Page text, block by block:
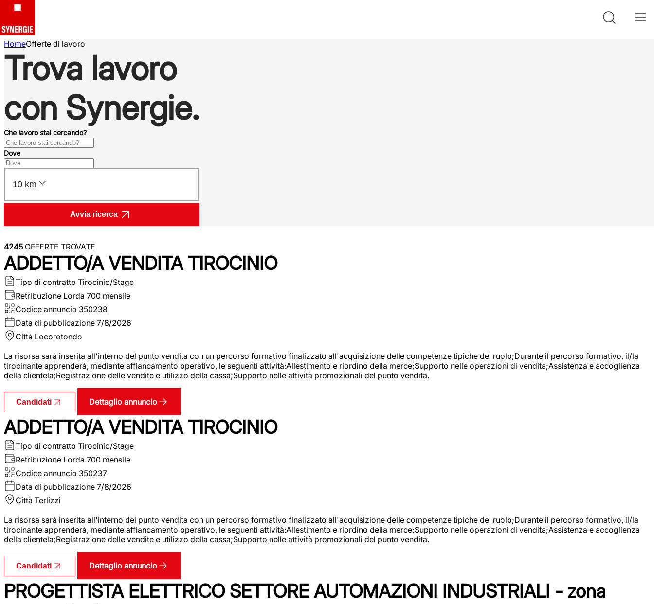
HomeOfferte di lavoro
Trova lavoro
con Synergie.
Che lavoro stai cercando?
Dove
10 km
Avvia ricerca
4245OFFERTE TROVATE
ADDETTO/A VENDITA TIROCINIO
Tipo di contratto Tirocinio/Stage
Retribuzione Lorda 700 mensile
Codice annuncio 350238
Data di pubblicazione 7/8/2026
Città Locorotondo
La risorsa sarà inserita all'interno del punto vendita con un percorso formativo finalizzato all'acquisizione delle competenze tipiche del ruolo;Durante il percorso formativo, il/la
tirocinante apprenderà, mediante affiancamento operativo, le seguenti attività:Allestimento e riordino della merce;Supporto nelle operazioni di vendita;Assistenza e accoglienza
della clientela;Registrazione delle vendite e utilizzo della cassa;Supporto nelle attività promozionali del punto vendita.
Candidati Dettaglio annuncio
ADDETTO/A VENDITA TIROCINIO
Tipo di contratto Tirocinio/Stage
Retribuzione Lorda 700 mensile
Codice annuncio 350237
Data di pubblicazione 7/8/2026
Città Terlizzi
La risorsa sarà inserita all'interno del punto vendita con un percorso formativo finalizzato all'acquisizione delle competenze tipiche del ruolo;Durante il percorso formativo, il/la
tirocinante apprenderà, mediante affiancamento operativo, le seguenti attività:Allestimento e riordino della merce;Supporto nelle operazioni di vendita;Assistenza e accoglienza
della clientela;Registrazione delle vendite e utilizzo della cassa;Supporto nelle attività promozionali del punto vendita.
Candidati Dettaglio annuncio
PROGETTISTA ELETTRICO SETTORE AUTOMAZIONI INDUSTRIALI - zona